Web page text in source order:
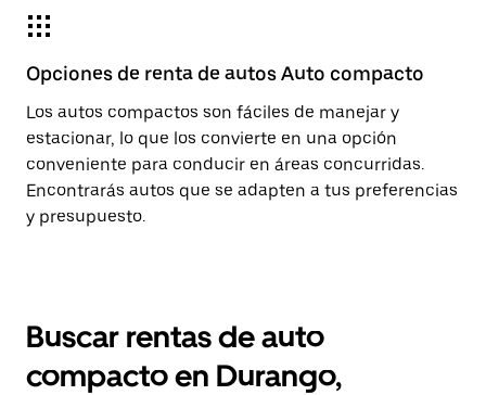
Opciones de renta de autos Auto compacto
Los autos compactos son fáciles de manejar y
estacionar, lo que los convierte en una opción
conveniente para conducir en áreas concurridas.
Encontrarás autos que se adapten a tus preferencias
y presupuesto.
Buscar rentas de auto
compacto en Durango,